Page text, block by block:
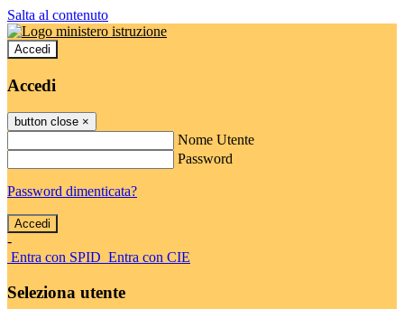
Salta al contenuto
Accedi
Accedi
button close ×
Nome Utente
Password
Password dimenticata?
-
Entra con SPID Entra con CIE
Seleziona utente